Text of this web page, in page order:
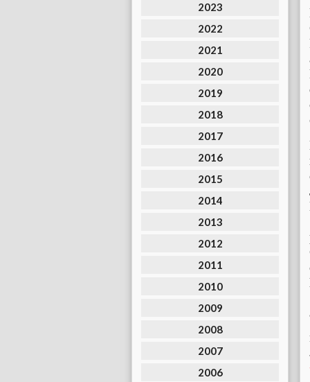
2023
2022
2021
2020
2019
2018
2017
2016
2015
2014
2013
2012
2011
2010
2009
2008
2007
2006